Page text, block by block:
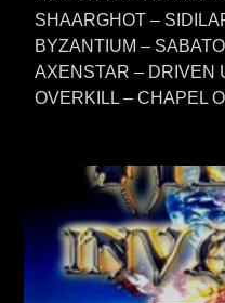
SHAARGHOT –
BYZANTIUM –
AXENSTAR – DRIVEN
OVERKILL – CHAPEL